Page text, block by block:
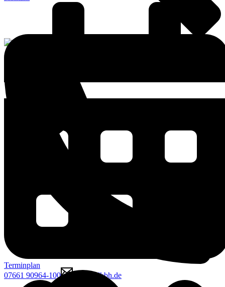
Terminplan
07661 90964-100 mcgk@lkbh.de